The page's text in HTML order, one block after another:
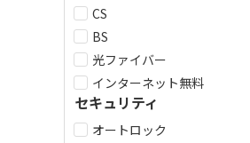
CS
BS
光ファイバー
インターネット無料
セキュリティ
オートロック